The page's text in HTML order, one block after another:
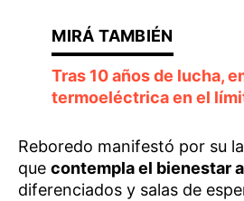
Tras 10 años de lucha,
termoeléctrica en el
Reboredo manifestó por su
que contempla el bienestar
diferenciados y salas de